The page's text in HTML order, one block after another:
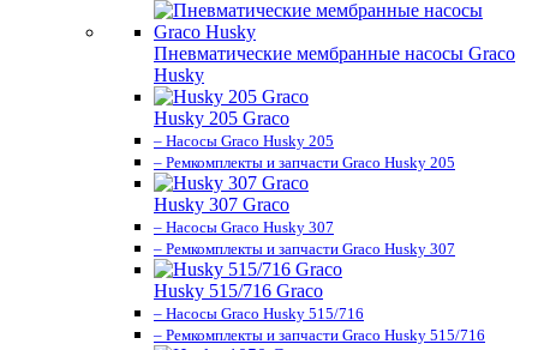
Пневматические мембранные насосы Graco
Husky
Husky 205 Graco
– Насосы Graco Husky 205
– Ремкомплекты и запчасти Graco Husky 205
Husky 307 Graco
– Насосы Graco Husky 307
– Ремкомплекты и запчасти Graco Husky 307
Husky 515/716 Graco
– Насосы Graco Husky 515/716
– Ремкомплекты и запчасти Graco Husky 515/716